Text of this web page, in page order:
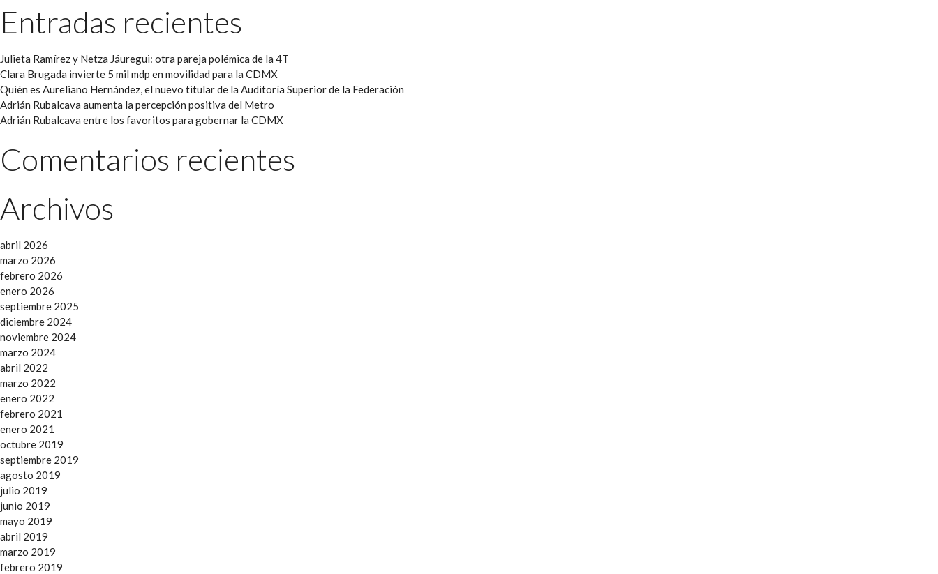
Entradas recientes
Julieta Ramírez y Netza Jáuregui: otra pareja polémica de la 4T
Clara Brugada invierte 5 mil mdp en movilidad para la CDMX
Quién es Aureliano Hernández, el nuevo titular de la Auditoría Superior de la Federación
Adrián Rubalcava aumenta la percepción positiva del Metro
Adrián Rubalcava entre los favoritos para gobernar la CDMX
Comentarios recientes
Archivos
abril 2026
marzo 2026
febrero 2026
enero 2026
septiembre 2025
diciembre 2024
noviembre 2024
marzo 2024
abril 2022
marzo 2022
enero 2022
febrero 2021
enero 2021
octubre 2019
septiembre 2019
agosto 2019
julio 2019
junio 2019
mayo 2019
abril 2019
marzo 2019
febrero 2019